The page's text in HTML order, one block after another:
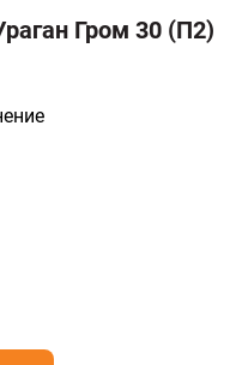
Гром 30 (П2)